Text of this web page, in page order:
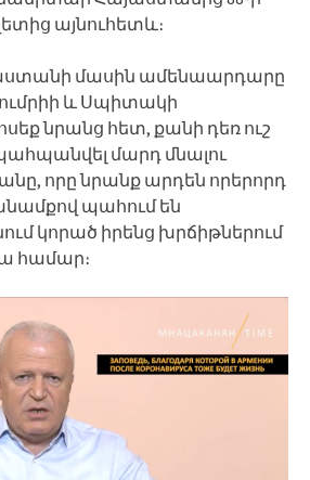
այնուհետև։
մասին ամենաարդարը
և Սպիտակի
նրանց հետ, քանի դեռ ուշ
մարդ մնալու
որը նրանք արդեն որերորդ
պահում են
կորած իրենց խրճիթներում
համար։